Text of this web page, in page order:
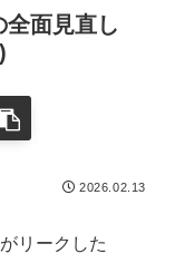
面見直し
2026.02.13
リークした